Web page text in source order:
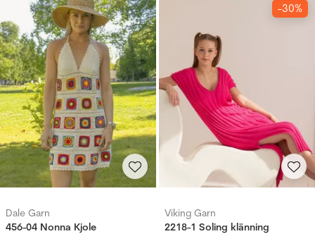
Dale Garn
456-04 Nonna Kjole
-30%
Viking Garn
2218-1 Soling klänning